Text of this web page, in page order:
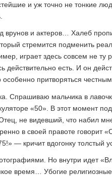
и уж точно не тонкие
врунов и актеров… Халеб
стремится подменить
играет здесь совсем не ту
действительно есть. И он
притворяться
Спрашиваю мальчика в
«50». В этот момент
не видевший, что набил
в своей правоте говорит
— кричит вдогонку толстый
Но внутри идет
время… Убогие